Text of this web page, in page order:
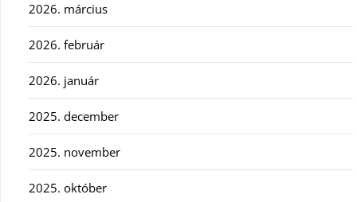
2026. március
2026. február
2026. január
2025. december
2025. november
2025. október